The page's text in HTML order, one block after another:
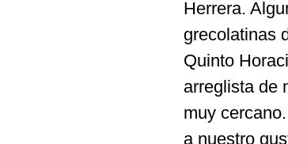
Herrera.
grecolatinas
Quinto
arreglista de
muy
a nuestro